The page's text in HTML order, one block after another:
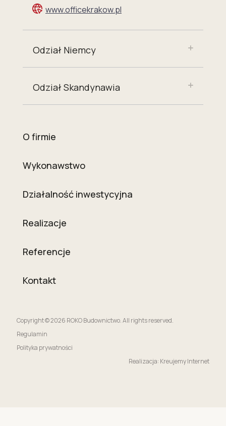
www.officekrakow.pl
Odział Niemcy
Odział Skandynawia
O firmie
Wykonawstwo
Działalność inwestycyjna
Realizacje
Referencje
Kontakt
Copyright © 2026 ROKO Budownictwo. All rights reserved.
Regulamin
Polityka prywatności
Realizacja: Kreujemy Internet